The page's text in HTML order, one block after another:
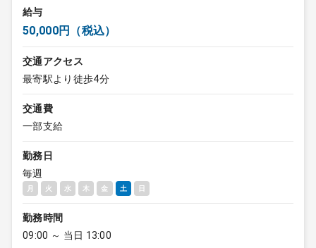
給与
50,000円（税込）
交通アクセス
最寄駅より徒歩4分
交通費
一部支給
勤務日
毎週
月 火 水 木 金 土 日
勤務時間
09:00 ～ 当日 13:00